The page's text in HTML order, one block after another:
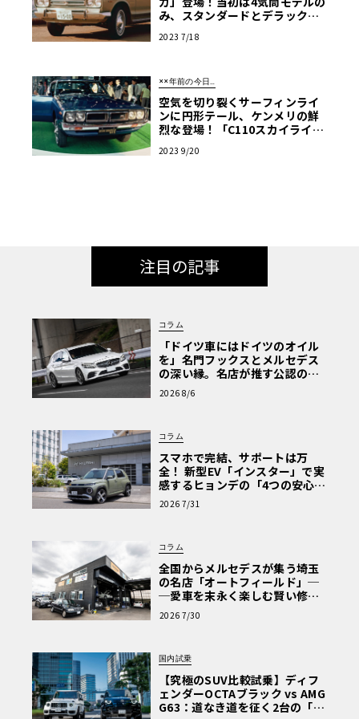
み、スタンダードとデラックス
た】
2023 7/18
××年前の今日…
空気を切り裂くサーフィンライ
ンに円形テール、ケンメリの鮮
烈な登場！「C110スカイライ
んなことが…】
2023 9/20
注目の記事
コラム
「ドイツ車にはドイツのオイル
を」名門フックスとメルセデス
の深い縁。名店が推す公認の安
心と、Cクラスで味わうシルキー
な走り〈PR〉
2026 8/6
コラム
スマホで完結、サポートは万
全！ 新型EV「インスター」で実
感するヒョンデの「4つの安心」
【第1回・ヒョンデ6つの疑問：
Why? Hyundai?】〈PR〉
2026 7/31
コラム
全国からメルセデスが集う埼玉
の名店「オートフィールド」─
─愛車を末永く楽しむ賢い修理
術と、プロがフックス製オイル
を選ぶ理由〈PR〉
2026 7/30
国内試乗
【究極のSUV比較試乗】ディフ
ェンダーOCTAブラック vs AMG
G63：道なき道を征く2台の「対